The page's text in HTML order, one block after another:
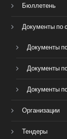
Бюллетень
Документы по
Документы
Документы
Документы
Организации
Тендеры